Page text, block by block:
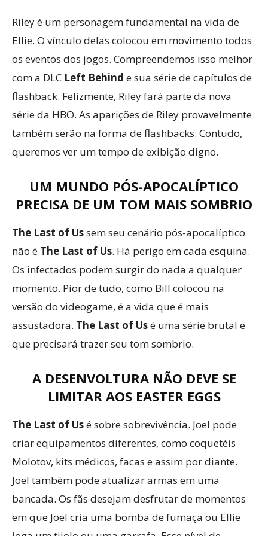
Riley é um personagem fundamental na vida de
Ellie. O vínculo delas colocou em movimento todos
os eventos dos jogos. Compreendemos isso melhor
com a DLC Left Behind e sua série de capítulos de
flashback. Felizmente, Riley fará parte da nova
série da HBO. As aparições de Riley provavelmente
também serão na forma de flashbacks. Contudo,
queremos ver um tempo de exibição digno.
UM MUNDO PÓS-APOCALÍPTICO
PRECISA DE UM TOM MAIS SOMBRIO
The Last of Ussem seu cenário pós-apocalíptico
não é The Last of Us. Há perigo em cada esquina.
Os infectados podem surgir do nada a qualquer
momento. Pior de tudo, como Bill colocou na
versão do videogame, é a vida que é mais
assustadora. The Last of Usé uma série brutal e
que precisará trazer seu tom sombrio.
A DESENVOLTURA NÃO DEVE SE
LIMITAR AOS EASTER EGGS
The Last of Usé sobre sobrevivência. Joel pode
criar equipamentos diferentes, como coquetéis
Molotov, kits médicos, facas e assim por diante.
Joel também pode atualizar armas em uma
bancada. Os fãs desejam desfrutar de momentos
em que Joel cria uma bomba de fumaça ou Ellie